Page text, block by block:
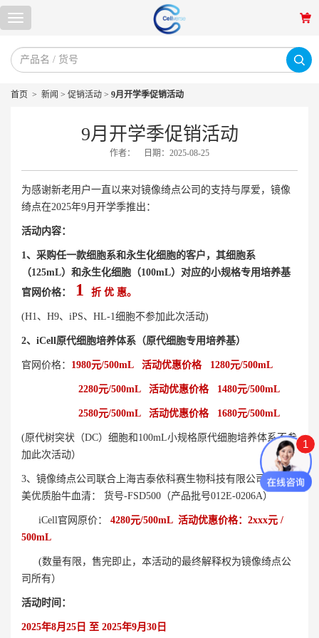
首页 > 新闻 > 促销活动 > 9月开学季促销活动
9月开学季促销活动
作者： 日期：2025-08-25
为感谢新老用户一直以来对镜像绮点公司的支持与厚爱，镜像
绮点在2025年9月开学季推出：
活动内容：
1、采购任一款细胞系和永生化细胞的客户，其细胞系
（125mL）和永生化细胞（100mL）对应的小规格专用培养基
官网价格：
1 折 优 惠。
(H1、H9、iPS、HL-1细胞不参加此次活动)
2、iCell原代细胞培养体系（原代细胞专用培养基）
官网价格： 1980元/500mL 活动优惠价格 1280元/500mL
2280元/500mL 活动优惠价格 1480元/500mL
2580元/500mL 活动优惠价格 1680元/500mL
(原代树突状（DC）细胞和100mL小规格原代细胞培养体系不参
加此次活动）
3、镜像绮点公司联合上海吉泰依科赛生物科技有限公司推出南
美优质胎牛血清： 货号-FSD500（产品批号012E-0206A）
iCell官网原价： 4280元/500mL 活动优惠价格：2xxx元 /
500mL
(数量有限，售完即止， 本活动的最终解释权为镜像绮点公
司所有）
活动时间：
2025年8月25日 至 2025年9月30日
1